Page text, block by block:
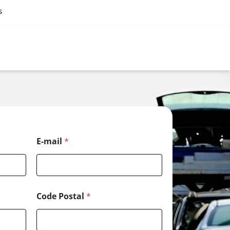
E-mail *
Code Postal *